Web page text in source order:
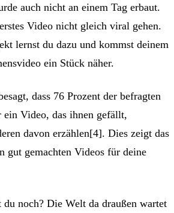
auch nicht an einem Tag erbaut.
Video nicht gleich viral gehen.
lernst du dazu und kommst deinem
ein Stück näher.
dass 76 Prozent der befragten
Video, das ihnen gefällt,
davon erzählen[4]. Dies zeigt das
gut gemachten Videos für deine
noch? Die Welt da draußen wartet